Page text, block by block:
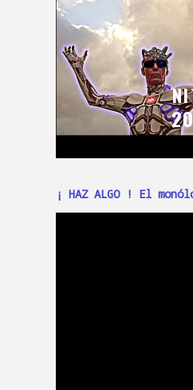
¡ HAZ ALGO ! El